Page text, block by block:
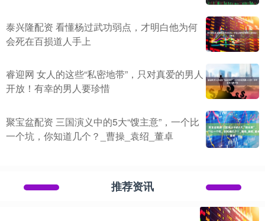
泰兴隆配资 看懂杨过武功弱点，才明白他为何
会死在百损道人手上
睿迎网 女人的这些“私密地带”，只对真爱的男人
开放！有幸的男人要珍惜
聚宝盆配资 三国演义中的5大“馊主意”，一个比
一个坑，你知道几个？_曹操_袁绍_董卓
推荐资讯